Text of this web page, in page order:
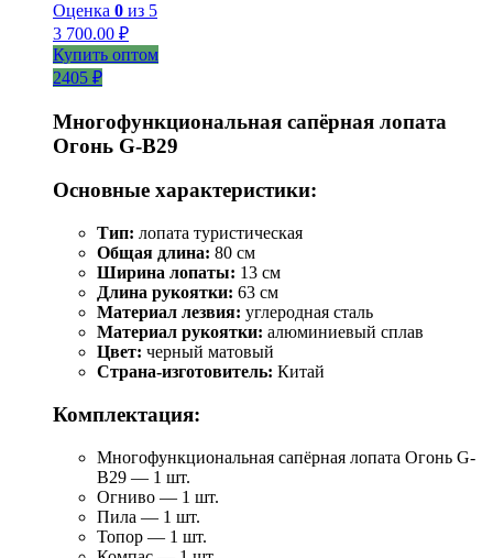
Оценка 0 из 5
3 700.00 ₽
Купить оптом
2405 ₽
Многофункциональная сапёрная лопата
Огонь G-B29
Основные характеристики:
Тип: лопата туристическая
Общая длина: 80 см
Ширина лопаты: 13 см
Длина рукоятки: 63 см
Материал лезвия: углеродная сталь
Материал рукоятки: алюминиевый сплав
Цвет: черный матовый
Страна-изготовитель: Китай
Комплектация:
Многофункциональная сапёрная лопата Огонь G-
B29 — 1 шт.
Огниво — 1 шт.
Пила — 1 шт.
Топор — 1 шт.